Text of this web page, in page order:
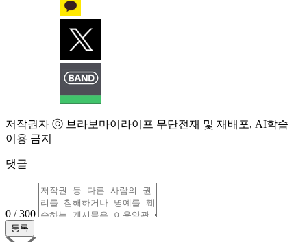
저작권자 ⓒ 브라보마이라이프 무단전재 및 재배포, AI학습
이용 금지
댓글
0 / 300